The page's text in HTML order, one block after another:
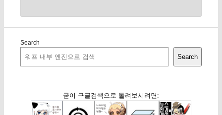
Search
Search
굳이 구글검색으로 돌려보시려면: